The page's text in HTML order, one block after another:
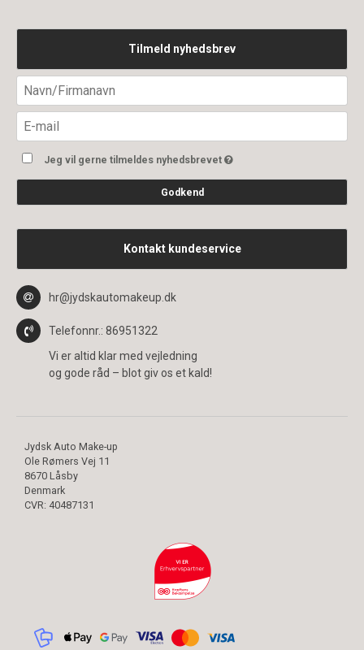
Tilmeld nyhedsbrev
Jeg vil gerne tilmeldes nyhedsbrevet
Godkend
Kontakt kundeservice
hr@jydskautomakeup.dk
Telefonnr.: 86951322
Vi er altid klar med vejledning
og gode råd – blot giv os et kald!
Jydsk Auto Make-up
Ole Rømers Vej 11
8670 Låsby
Denmark
CVR: 40487131